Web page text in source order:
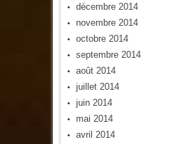
décembre 2014
novembre 2014
octobre 2014
septembre 2014
août 2014
juillet 2014
juin 2014
mai 2014
avril 2014